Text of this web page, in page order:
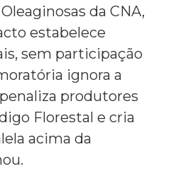
da CNA,
estabelece
sem participação
ignora a
produtores
Florestal e cria
acima da